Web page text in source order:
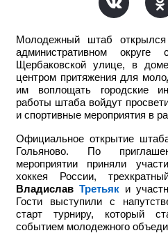
Молодежный штаб
административном
Щербаковской улице, в
центром притяжения для
им воплощать городские
работы штаба войдут
и спортивные мероприятия в
Официальное открытие
Гольяново. По
мероприятии приняли
хоккея России,
Владислав Третьяки
Гости выступили с
старт турниру, который
событием молодежного